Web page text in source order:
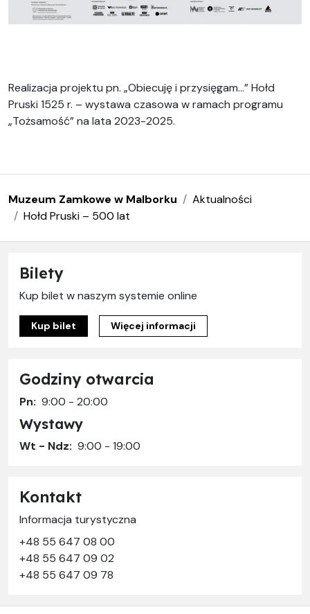
Realizacja projektu pn. „Obiecuję i przysięgam…” Hołd
Pruski 1525 r. – wystawa czasowa w ramach programu
„Tożsamość” na lata 2023-2025.
Muzeum Zamkowe w Malborku
Aktualności
Hołd Pruski – 500 lat
Bilety
Kup bilet w naszym systemie online
Kup bilet Więcej informacji
Godziny otwarcia
Pn: 9:00 - 20:00
Wystawy
Wt - Ndz: 9:00 - 19:00
Kontakt
Informacja turystyczna
+48 55 647 08 00
+48 55 647 09 02
+48 55 647 09 78